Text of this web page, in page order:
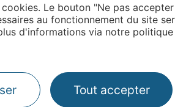
Le bouton "Ne pas
au fonctionnement du site
d'informations via notre
Tout accepter
Thermalisme
Site presse et d'influence
Voyagistes